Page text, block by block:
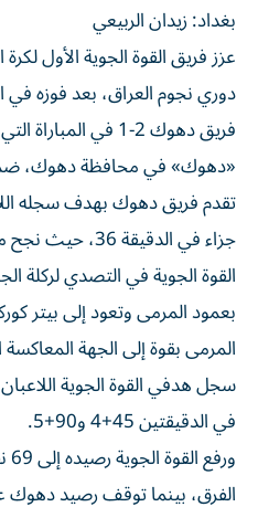
بغداد: زيدان الربيعي
عزز فريق القوة الجوية الأول
دوري نجوم العراق، بعد فوزه
فريق دهوك 2-1 في
«دهوك» في محافظة دهوك، ضمن الجولة 29
تقدم فريق دهوك بهدف سجله
جزاء في
القوة الجوية في التصدي لركلة
بعمود المرمى وتعود إلى بيتر
المرمى بقوة إلى الجهة
سجل هدفي القوة الجوية
في الدقيقتين 45+4 و90+5.